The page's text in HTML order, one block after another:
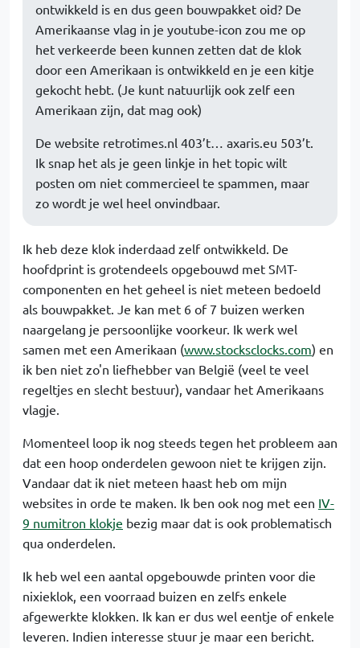
ontwikkeld is en dus geen bouwpakket oid? De
Amerikaanse vlag in je youtube-icon zou me op
het verkeerde been kunnen zetten dat de klok
door een Amerikaan is ontwikkeld en je een kitje
gekocht hebt. (Je kunt natuurlijk ook zelf een
Amerikaan zijn, dat mag ook)
De website retrotimes.nl 403’t… axaris.eu 503’t.
Ik snap het als je geen linkje in het topic wilt
posten om niet commercieel te spammen, maar
zo wordt je wel heel onvindbaar.
Ik heb deze klok inderdaad zelf ontwikkeld. De
hoofdprint is grotendeels opgebouwd met SMT-
componenten en het geheel is niet meteen bedoeld
als bouwpakket. Je kan met 6 of 7 buizen werken
naargelang je persoonlijke voorkeur. Ik werk wel
samen met een Amerikaan (www.stocksclocks.com) en
ik ben niet zo'n liefhebber van België (veel te veel
regeltjes en slecht bestuur), vandaar het Amerikaans
vlagje.
Momenteel loop ik nog steeds tegen het probleem aan
dat een hoop onderdelen gewoon niet te krijgen zijn.
Vandaar dat ik niet meteen haast heb om mijn
websites in orde te maken. Ik ben ook nog met een IV-
9 numitron klokje bezig maar dat is ook problematisch
qua onderdelen.
Ik heb wel een aantal opgebouwde printen voor die
nixieklok, een voorraad buizen en zelfs enkele
afgewerkte klokken. Ik kan er dus wel eentje of enkele
leveren. Indien interesse stuur je maar een bericht.